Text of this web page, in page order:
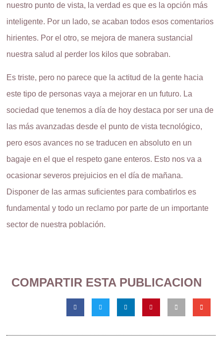
nuestro punto de vista, la verdad es que es la opción más
inteligente. Por un lado, se acaban todos esos comentarios
hirientes. Por el otro, se mejora de manera sustancial
nuestra salud al perder los kilos que sobraban.
Es triste, pero no parece que la actitud de la gente hacia
este tipo de personas vaya a mejorar en un futuro. La
sociedad que tenemos a día de hoy destaca por ser una de
las más avanzadas desde el punto de vista tecnológico,
pero esos avances no se traducen en absoluto en un
bagaje en el que el respeto gane enteros. Esto nos va a
ocasionar severos prejuicios en el día de mañana.
Disponer de las armas suficientes para combatirlos es
fundamental y todo un reclamo por parte de un importante
sector de nuestra población.
COMPARTIR ESTA PUBLICACION